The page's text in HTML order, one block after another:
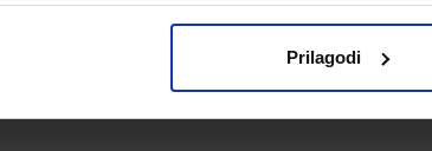
Prilagodi
zamjenjuje približno 100 običnih grafitnih olovaka;
boje: plava i ljubičasta